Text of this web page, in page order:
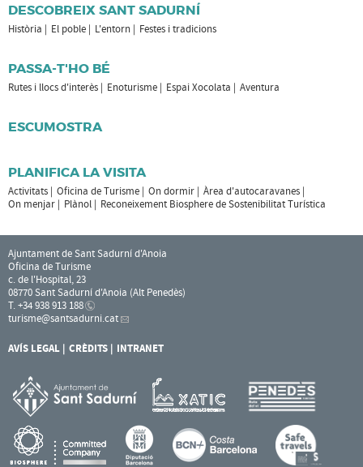
DESCOBREIX SANT SADURNÍ
Història El poble L'entorn Festes i tradicions
PASSA-T'HO BÉ
Rutes i llocs d'interès Enoturisme Espai Xocolata Aventura
ESCUMOSTRA
PLANIFICA LA VISITA
Activitats Oficina de Turisme On dormir
Àrea d'autocaravanes
On menjar
Plànol Reconeixement Biosphere de Sostenibilitat Turística
Ajuntament de Sant Sadurní d'Anoia
Oficina de Turisme
c. de l'Hospital, 23
08770 Sant Sadurní d'Anoia (Alt Penedès)
T. +34 938 913 188
turisme@santsadurni.cat
AVÍS LEGAL CRÈDITS INTRANET